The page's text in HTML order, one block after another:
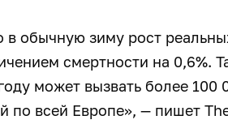
в обычную зиму рост
смертности на 0,6%.
может вызвать более 100
по всей Европе», — пишет